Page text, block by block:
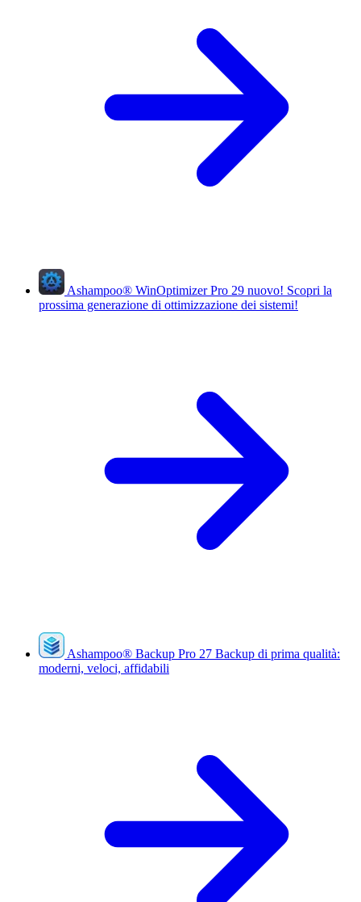
Ashampoo® WinOptimizer Pro 29 nuovo! Scopri la
prossima generazione di ottimizzazione dei sistemi!
Ashampoo® Backup Pro 27 Backup di prima qualità:
moderni, veloci, affidabili